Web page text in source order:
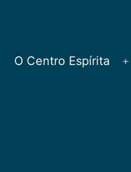
O Centro Espírita